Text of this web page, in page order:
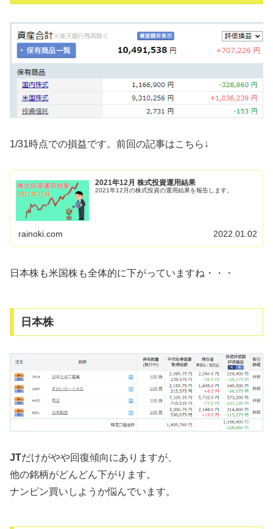
1/31時点での損益です。前回の記事はこちら↓
2021年12月 株式投資運用結果
2021年12月の株式投資の運用結果を報告します。
rainoki.com 2022.01.02
日本株も米国株も全体的に下がっていますね・・・
日本株
JTだけがやや回復傾向にありますが、
他の銘柄がどんどん下がります。
ナンピン買いしようか悩んでいます。